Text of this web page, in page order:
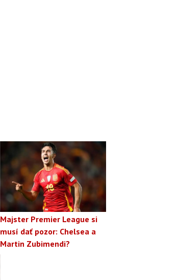
Majster Premier League si
musí dať pozor: Chelsea a
Martin Zubimendi?